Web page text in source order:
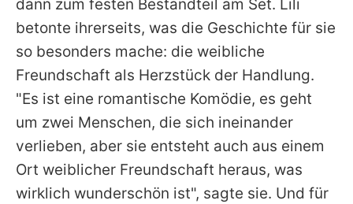
dann zum festen Bestandteil am Set. Lili
betonte ihrerseits, was die Geschichte für sie
so besonders mache: die weibliche
Freundschaft als Herzstück der Handlung.
"Es ist eine romantische Komödie, es geht
um zwei Menschen, die sich ineinander
verlieben, aber sie entsteht auch aus einem
Ort weiblicher Freundschaft heraus, was
wirklich wunderschön ist", sagte sie. Und für